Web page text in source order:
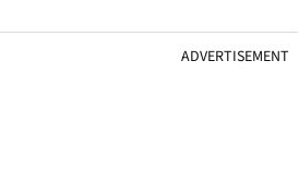
ADVERTISEMENT